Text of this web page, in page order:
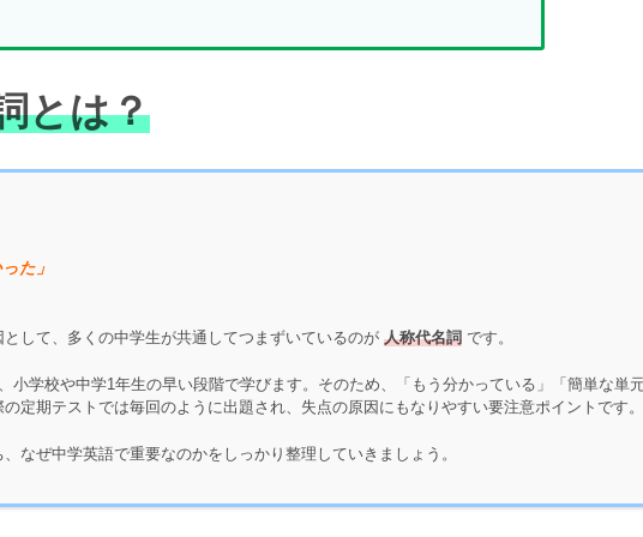
とは？
た」
して、多くの中学生が共通してつまずいているのが 人称代名詞 です。
小学校や中学1年生の早い段階で学びます。そのため、「もう分かっている」「簡単な単
定期テストでは毎回のように出題され、失点の原因にもなりやすい要注意ポイントです。
なぜ中学英語で重要なのかをしっかり整理していきましょう。